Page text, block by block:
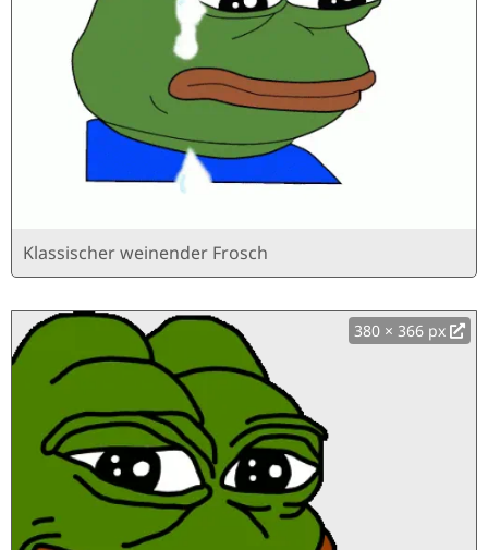
Klassischer weinender Frosch
380 × 366 px